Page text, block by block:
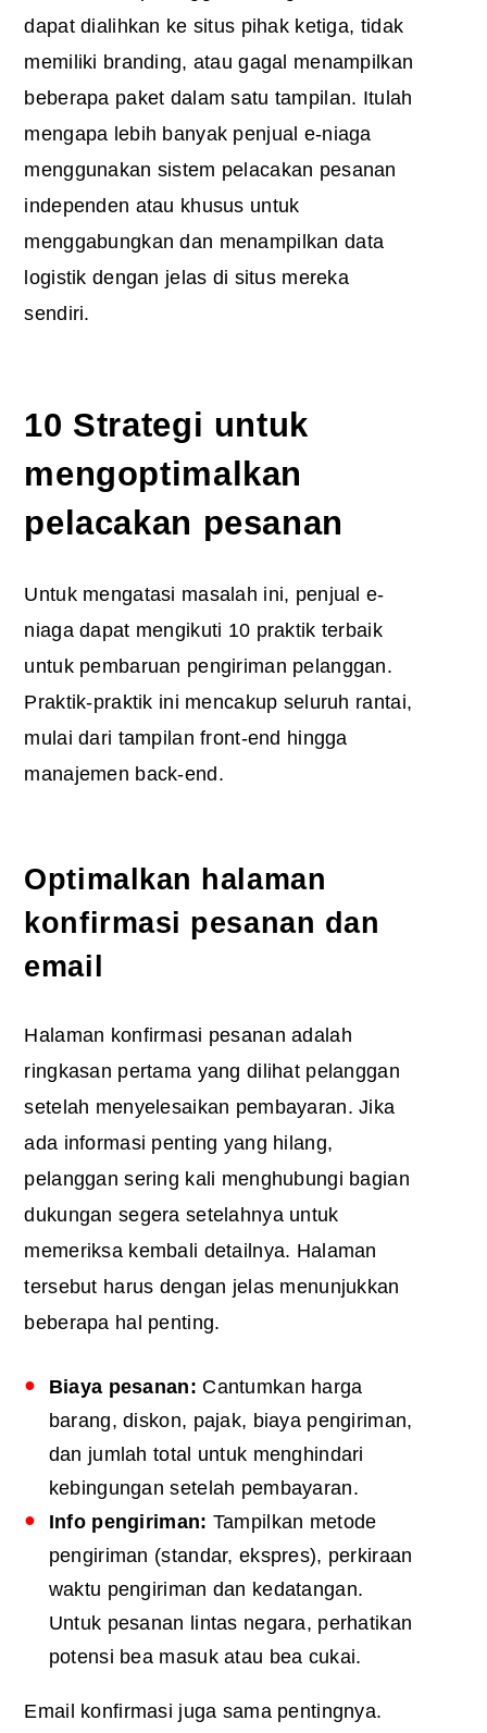
dapat dialihkan ke situs pihak ketiga, tidak
memiliki branding, atau gagal menampilkan
beberapa paket dalam satu tampilan. Itulah
mengapa lebih banyak penjual e-niaga
menggunakan sistem pelacakan pesanan
independen atau khusus untuk
menggabungkan dan menampilkan data
logistik dengan jelas di situs mereka
sendiri.
10 Strategi untuk
mengoptimalkan
pelacakan pesanan
Untuk mengatasi masalah ini, penjual e-
niaga dapat mengikuti 10 praktik terbaik
untuk pembaruan pengiriman pelanggan.
Praktik-praktik ini mencakup seluruh rantai,
mulai dari tampilan front-end hingga
manajemen back-end.
Optimalkan halaman
konfirmasi pesanan dan
email
Halaman konfirmasi pesanan adalah
ringkasan pertama yang dilihat pelanggan
setelah menyelesaikan pembayaran. Jika
ada informasi penting yang hilang,
pelanggan sering kali menghubungi bagian
dukungan segera setelahnya untuk
memeriksa kembali detailnya. Halaman
tersebut harus dengan jelas menunjukkan
beberapa hal penting.
Biaya pesanan: Cantumkan harga
barang, diskon, pajak, biaya pengiriman,
dan jumlah total untuk menghindari
kebingungan setelah pembayaran.
Info pengiriman: Tampilkan metode
pengiriman (standar, ekspres), perkiraan
waktu pengiriman dan kedatangan.
Untuk pesanan lintas negara, perhatikan
potensi bea masuk atau bea cukai.
Email konfirmasi juga sama pentingnya.